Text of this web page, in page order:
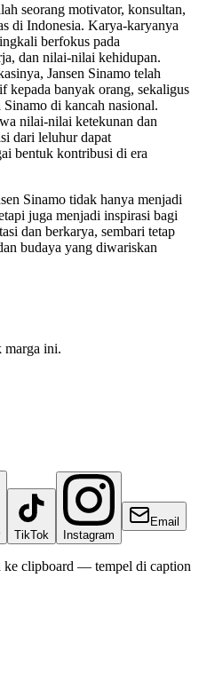
seorang motivator, konsultan,
di Indonesia. Karya-karyanya
berfokus pada
dan nilai-nilai kehidupan.
Jansen Sinamo telah
kepada banyak orang, sekaligus
di kancah nasional.
nilai-nilai ketekunan dan
dari leluhur dapat
bentuk kontribusi di era
Sinamo tidak hanya menjadi
juga menjadi inspirasi bagi
dan berkarya, sembari tetap
budaya yang diwariskan
marga ini.
TikTok Instagram
Email
clipboard — tempel di caption